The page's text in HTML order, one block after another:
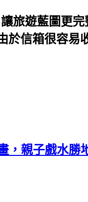
旅遊藍圖更完
於信箱很容
親子戲水勝